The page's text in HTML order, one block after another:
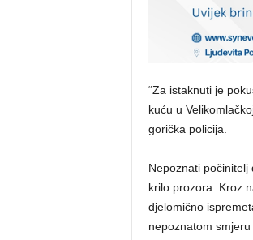
“Za istaknuti je
kuću u
gorička policija.
Nepoznati
krilo prozora. Kroz
djelomično
nepoznatom smjeru